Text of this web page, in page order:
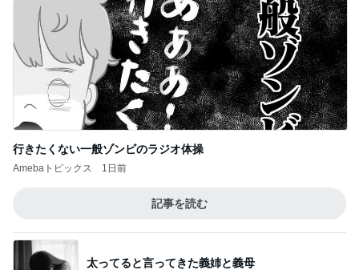
行きたくない一般ゾンビのラジオ体操
Amebaトピックス 1日前
記事を読む
太ってると言ってきた義姉と義母